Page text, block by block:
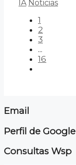
IA Noticias
1
2
3
...
16
Email
Perfil de Google
Consultas Wsp